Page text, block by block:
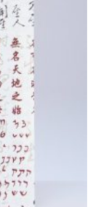
2,00€
hasta
2,50€